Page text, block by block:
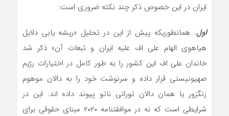
ایران در این خصوص ذکر چند نکته ضروری است:
اول: همانطوریکه پیش از این در تحلیل «ریشه یابی دلایل
هیاهوی الهام علی اف علیه ایران و تبعات آن» ذکر شد
خاندان علی اف این کشور را به طور کامل در اختیارات رژیم
صهیونیستی قرار داده و سرنوشت خود را به دالان موهوم
زنگزور یا همان دالان تورانی ناتو پیوند داده اند. این در
شرایطی است که نه در موافقتنامه ۲۰۲۰ مبنای حقوقی برای